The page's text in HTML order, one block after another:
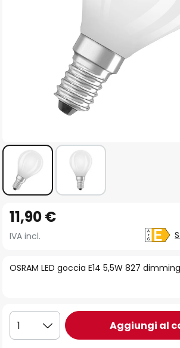
all'inizio
della
OSRAM LED goccia E14 5,5W 827
11,90 €
IVA incl.
1 Aggiungi al